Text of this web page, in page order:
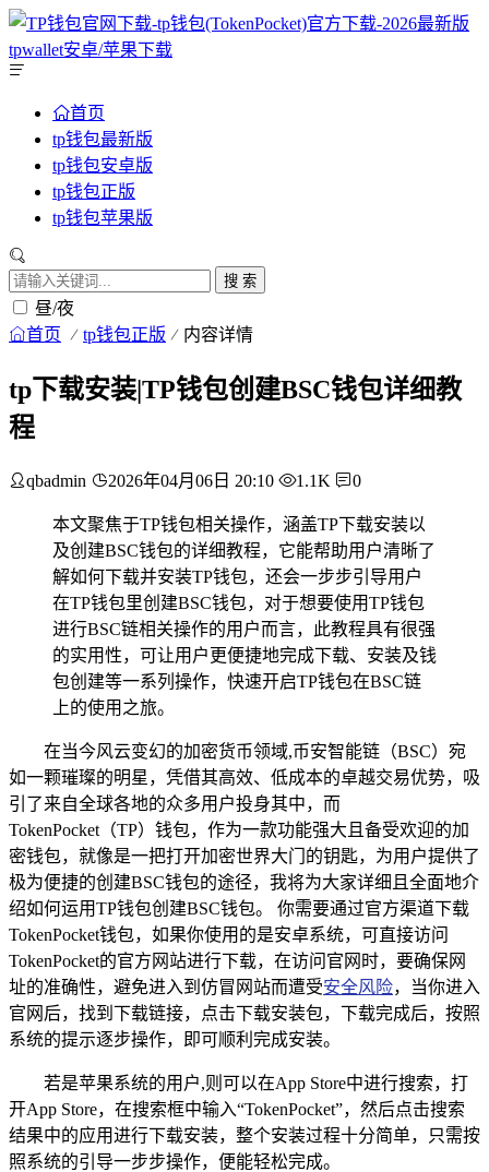
首页
tp钱包最新版
tp钱包安卓版
tp钱包正版
tp钱包苹果版
搜 索
昼/夜
首页 tp钱包正版 内容详情
tp下载安装|TP钱包创建BSC钱包详细教
程
qbadmin 2026年04月06日 20:10 1.1K 0
本文聚焦于TP钱包相关操作，涵盖TP下载安装以
及创建BSC钱包的详细教程，它能帮助用户清晰了
解如何下载并安装TP钱包，还会一步步引导用户
在TP钱包里创建BSC钱包，对于想要使用TP钱包
进行BSC链相关操作的用户而言，此教程具有很强
的实用性，可让用户更便捷地完成下载、安装及钱
包创建等一系列操作，快速开启TP钱包在BSC链
上的使用之旅。
在当今风云变幻的加密货币领域,币安智能链（BSC）宛
如一颗璀璨的明星，凭借其高效、低成本的卓越交易优势，吸
引了来自全球各地的众多用户投身其中，而
TokenPocket（TP）钱包，作为一款功能强大且备受欢迎的加
密钱包，就像是一把打开加密世界大门的钥匙，为用户提供了
极为便捷的创建BSC钱包的途径，我将为大家详细且全面地介
绍如何运用TP钱包创建BSC钱包。 你需要通过官方渠道下载
TokenPocket钱包，如果你使用的是安卓系统，可直接访问
TokenPocket的官方网站进行下载，在访问官网时，要确保网
址的准确性，避免进入到仿冒网站而遭受安全风险，当你进入
官网后，找到下载链接，点击下载安装包，下载完成后，按照
系统的提示逐步操作，即可顺利完成安装。
若是苹果系统的用户,则可以在App Store中进行搜索，打
开App Store，在搜索框中输入“TokenPocket”，然后点击搜索
结果中的应用进行下载安装，整个安装过程十分简单，只需按
照系统的引导一步步操作，便能轻松完成。